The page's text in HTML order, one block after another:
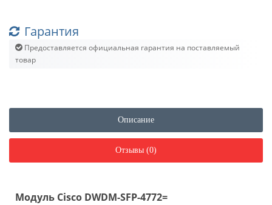
Гарантия
Предоставляется официальная гарантия на поставляемый
товар
Описание
Отзывы (0)
Модуль Cisco DWDM-SFP-4772=